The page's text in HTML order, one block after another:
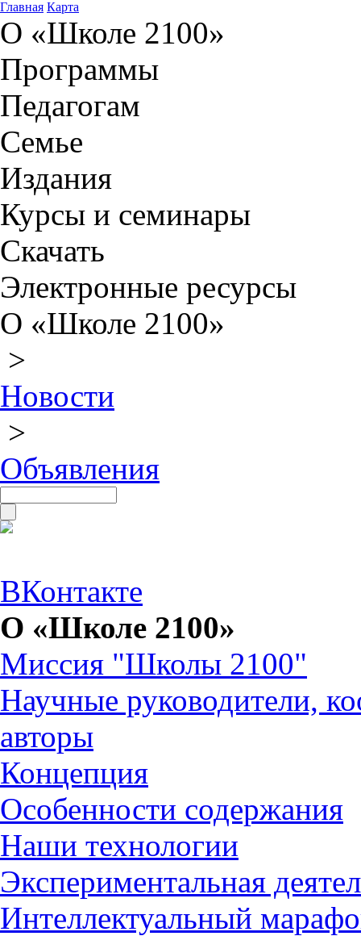
Главная Карта
О «Школе 2100»
Программы
Педагогам
Семье
Издания
Курсы и семинары
Скачать
Электронные ресурсы
О «Школе 2100»
>
Новости
>
Объявления
ВКонтакте
О «Школе 2100»
Миссия "Школы 2100"
Научные руководители,
авторы
Концепция
Особенности содержания
Наши технологии
Экспериментальная
Интеллектуальный